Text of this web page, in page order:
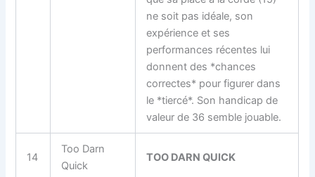
ne soit pas idéale, son
expérience et ses
performances récentes lui
donnent des *chances
correctes* pour figurer dans
le *tiercé*. Son handicap de
valeur de 36 semble jouable.
14
Too Darn
Quick
TOO DARN QUICK